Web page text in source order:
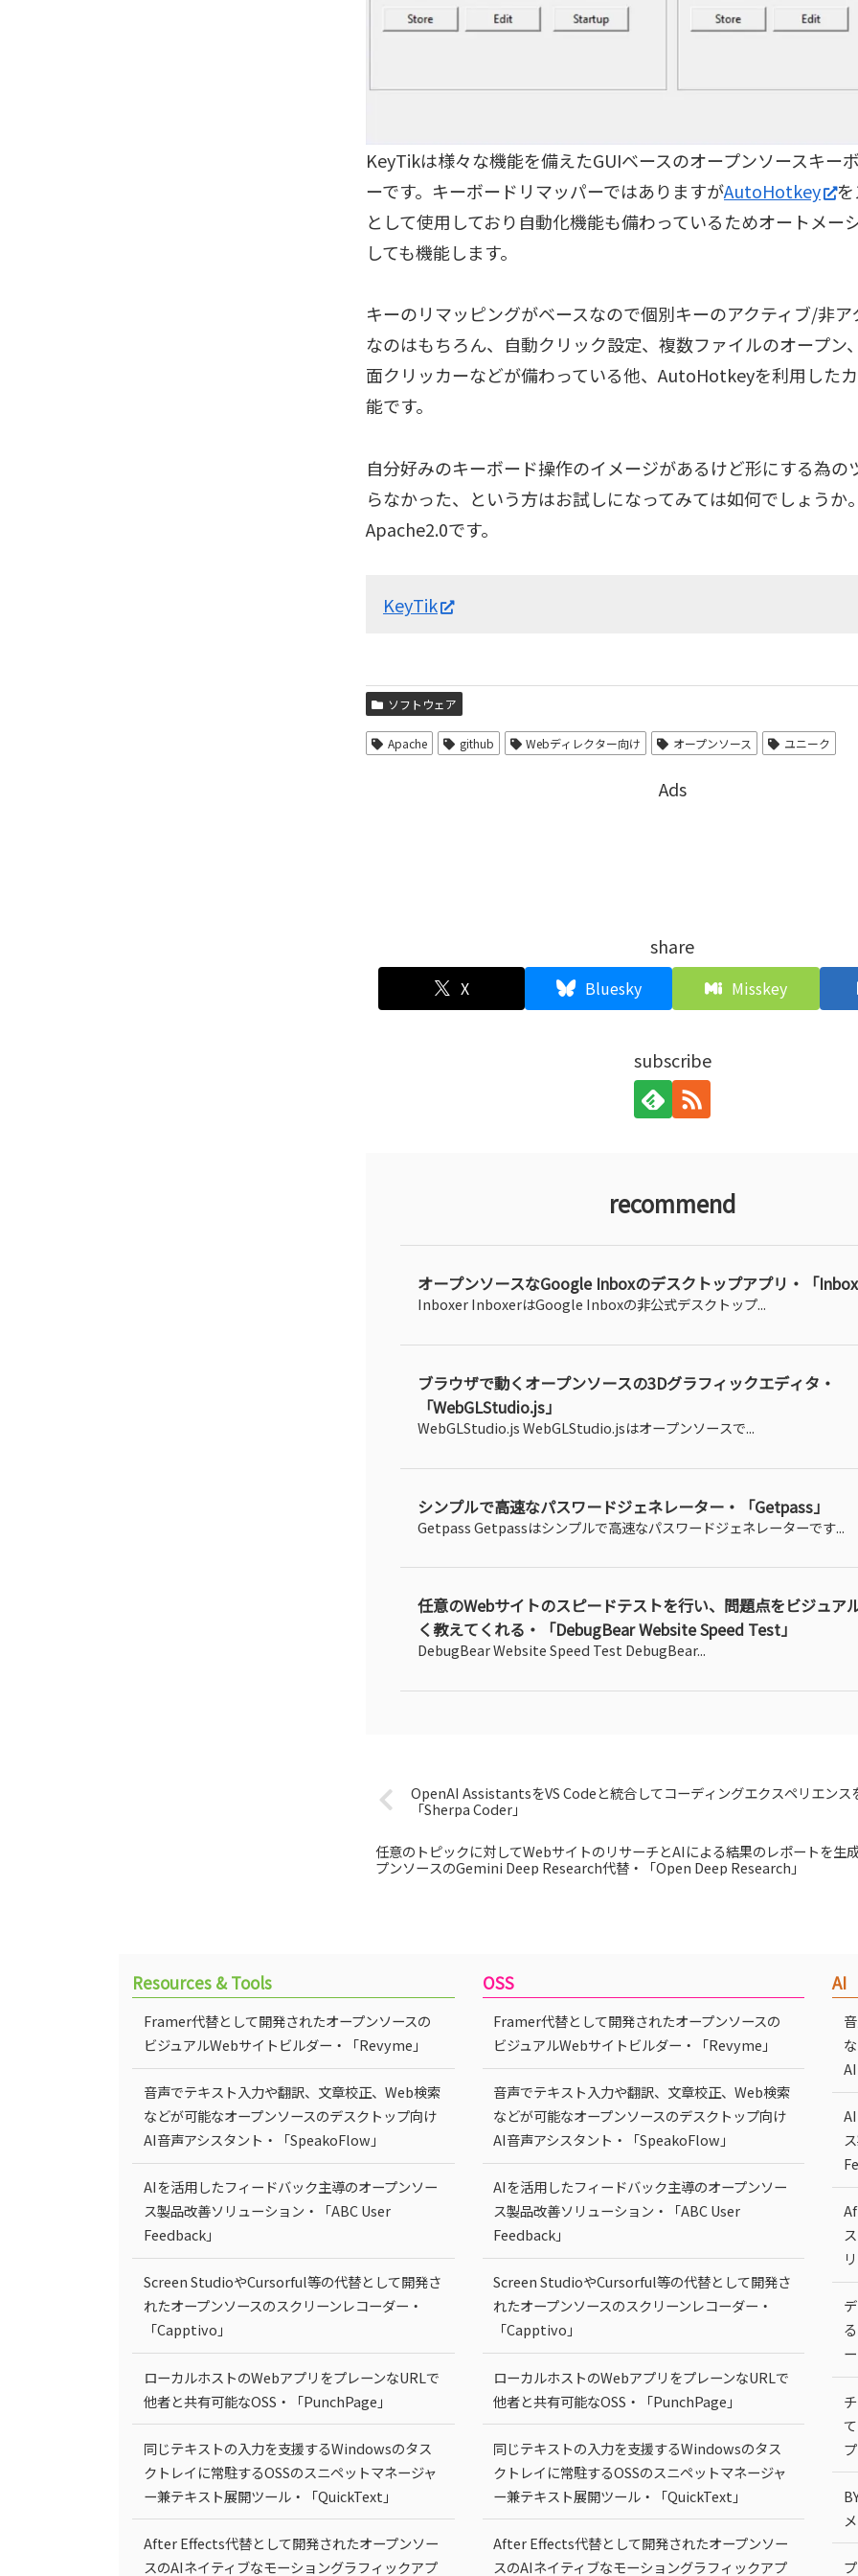
KeyTikは様々な機能を備えたGUIベースのオープンソースキー
ーです。キーボードリマッパーではありますがAutoHotkey
として使用しており自動化機能も備わっているためオートメー
しても機能します。
キーのリマッピングがベースなので個別キーのアクティブ/非
なのはもちろん、自動クリック設定、複数ファイルのオープン
面クリッカーなどが備わっている他、AutoHotkeyを利用した
能です。
自分好みのキーボード操作のイメージがあるけど形にする為の
らなかった、という方はお試しになってみては如何でしょうか
Apache2.0です。
KeyTik
ソフトウェア
Apache github Webディレクター向け オープンソース ユニーク
Ads
share
X Bluesky Misskey
subscribe
recommend
オープンソースなGoogle Inboxのデスクトップアプリ・「
Inboxer InboxerはGoogle Inboxの非公式デスクトップ...
ブラウザで動くオープンソースの3Dグラフィックエディタ・
「WebGLStudio.js」
WebGLStudio.js WebGLStudio.jsはオープンソースで...
シンプルで高速なパスワードジェネレーター・「Getpass」
Getpass Getpassはシンプルで高速なパスワードジェネレーターです...
任意のWebサイトのスピードテストを行い、問題点をビジュア
く教えてくれる・「DebugBear Website Speed Test」
DebugBear Website Speed Test DebugBear...
OpenAI AssistantsをVS Codeと統合してコーディングエクスペリエンス
「Sherpa Coder」
任意のトピックに対してWebサイトのリサーチとAIによる結果のレポートを生
プンソースのGemini Deep Research代替・「Open Deep Research」
Resources & Tools
Framer代替として開発されたオープンソースの
ビジュアルWebサイトビルダー・「Revyme」
音声でテキスト入力や翻訳、文章校正、Web検索
などが可能なオープンソースのデスクトップ向け
AI音声アシスタント・「SpeakoFlow」
AIを活用したフィードバック主導のオープンソー
ス製品改善ソリューション・「ABC User
Feedback」
Screen StudioやCursorful等の代替として開発さ
れたオープンソースのスクリーンレコーダー・
「Capptivo」
ローカルホストのWebアプリをプレーンなURLで
他者と共有可能なOSS・「PunchPage」
同じテキストの入力を支援するWindowsのタス
クトレイに常駐するOSSのスニペットマネージャ
ー兼テキスト展開ツール・「QuickText」
After Effects代替として開発されたオープンソー
スのAIネイティブなモーショングラフィックアプ
OSS
Framer代替として開発されたオープンソースの
ビジュアルWebサイトビルダー・「Revyme」
音声でテキスト入力や翻訳、文章校正、Web検索
などが可能なオープンソースのデスクトップ向け
AI音声アシスタント・「SpeakoFlow」
AIを活用したフィードバック主導のオープンソー
ス製品改善ソリューション・「ABC User
Feedback」
Screen StudioやCursorful等の代替として開発さ
れたオープンソースのスクリーンレコーダー・
「Capptivo」
ローカルホストのWebアプリをプレーンなURLで
他者と共有可能なOSS・「PunchPage」
同じテキストの入力を支援するWindowsのタス
クトレイに常駐するOSSのスニペットマネージャ
ー兼テキスト展開ツール・「QuickText」
After Effects代替として開発されたオープンソー
スのAIネイティブなモーショングラフィックアプ
AI